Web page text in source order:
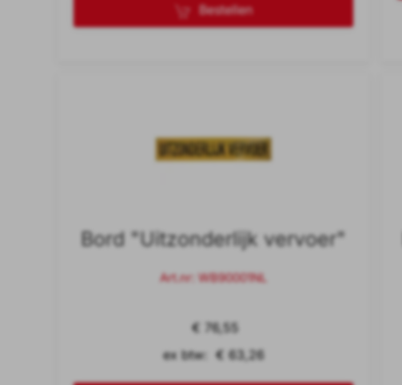
Bestellen
Bord "Uitzonderlijk vervoer"
Art.nr: WB90001NL
€ 76,55
ex btw: € 63,26